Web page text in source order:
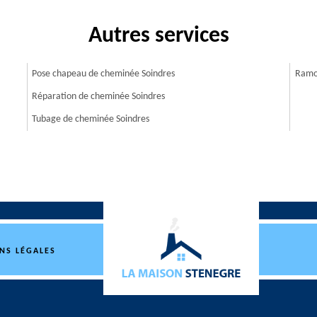
Autres services
Pose chapeau de cheminée Soindres
Réparation de cheminée Soindres
Tubage de cheminée Soindres
LÉGALES